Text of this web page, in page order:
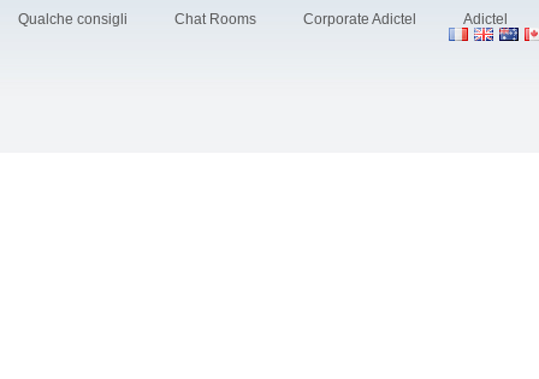
Qualche consigli Chat Rooms Corporate Adictel Adictel